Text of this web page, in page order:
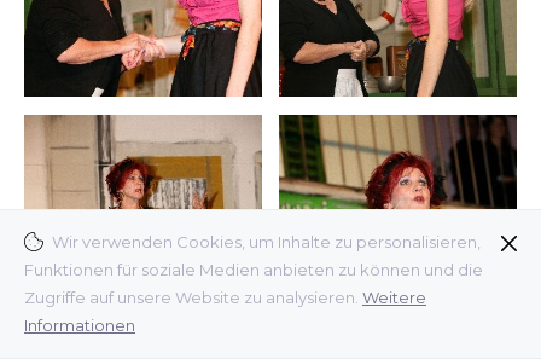
Wir verwenden Cookies, um Inhalte zu personalisieren,
Funktionen für soziale Medien anbieten zu können und die
Zugriffe auf unsere Website zu analysieren. Weitere
Informationen